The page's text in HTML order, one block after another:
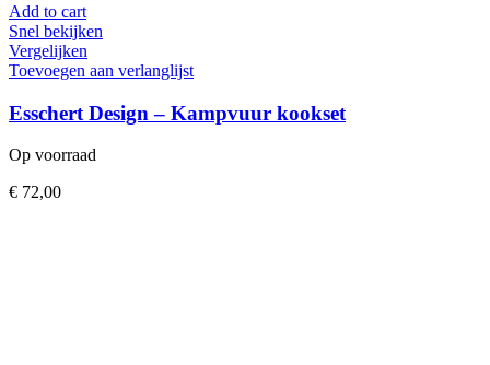
Add to cart
Snel bekijken
Vergelijken
Toevoegen aan verlanglijst
Esschert Design – Kampvuur kookset
Op voorraad
€ 72,00